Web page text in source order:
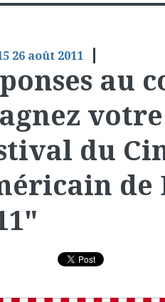
26 août 2011
au
du
de